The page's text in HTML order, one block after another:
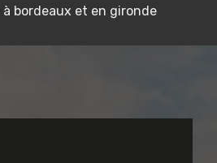
bordeaux et en gironde